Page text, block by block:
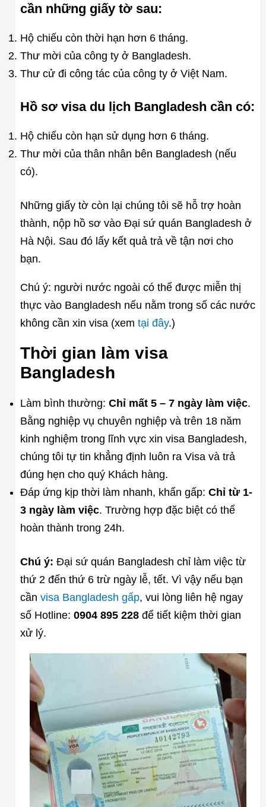
cần những giấy tờ sau:
Hộ chiếu còn thời hạn hơn 6 tháng.
Thư mời của công ty ở Bangladesh.
Thư cử đi công tác của công ty ở Việt Nam.
Hồ sơ visa du lịch Bangladesh cần có:
Hộ chiếu còn hạn sử dụng hơn 6 tháng.
Thư mời của thân nhân bên Bangladesh (nếu
có).
Những giấy tờ còn lại chúng tôi sẽ hỗ trợ hoàn
thành, nộp hồ sơ vào Đại sứ quán Bangladesh ở
Hà Nội. Sau đó lấy kết quả trả về tận nơi cho
bạn.
Chú ý: người nước ngoài có thể được miễn thị
thực vào Bangladesh nếu nằm trong số các nước
không cần xin visa (xem tại đây.)
Thời gian làm visa
Bangladesh
Làm bình thường: Chỉ mất 5 – 7 ngày làm việc.
Bằng nghiệp vụ chuyên nghiệp và trên 18 năm
kinh nghiệm trong lĩnh vực xin visa Bangladesh,
chúng tôi tự tin khẳng định luôn ra Visa và trả
đúng hẹn cho quý Khách hàng.
Đáp ứng kịp thời làm nhanh, khẩn gấp: Chỉ từ 1-
3 ngày làm việc. Trường hợp đặc biệt có thể
hoàn thành trong 24h.
Chú ý: Đại sứ quán Bangladesh chỉ làm việc từ
thứ 2 đến thứ 6 trừ ngày lễ, tết. Vì vậy nếu bạn
cần visa Bangladesh gấp, vui lòng liên hệ ngay
số Hotline: 0904 895 228để tiết kiệm thời gian
xử lý.